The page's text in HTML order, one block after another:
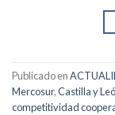
Publicado en
Mercosur,Castilla y
competitividad